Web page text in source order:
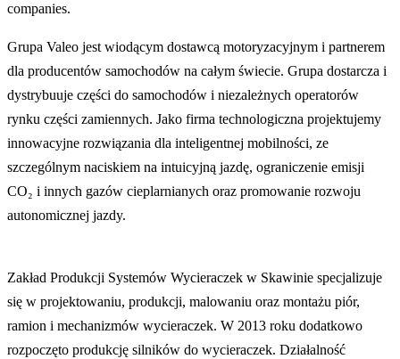
companies.
Grupa Valeo jest wiodącym dostawcą motoryzacyjnym i partnerem
dla producentów samochodów na całym świecie. Grupa dostarcza i
dystrybuuje części do samochodów i niezależnych operatorów
rynku części zamiennych. Jako firma technologiczna projektujemy
innowacyjne rozwiązania dla inteligentnej mobilności, ze
szczególnym naciskiem na intuicyjną jazdę, ograniczenie emisji
CO₂ i innych gazów cieplarnianych oraz promowanie rozwoju
autonomicznej jazdy.
Zakład Produkcji Systemów Wycieraczek w Skawinie specjalizuje
się w projektowaniu, produkcji, malowaniu oraz montażu piór,
ramion i mechanizmów wycieraczek. W 2013 roku dodatkowo
rozpoczęto produkcję silników do wycieraczek. Działalność